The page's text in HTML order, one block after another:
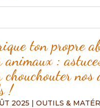
ton propre
animaux :
chouchouter nos
!
2025 | OUTILS &